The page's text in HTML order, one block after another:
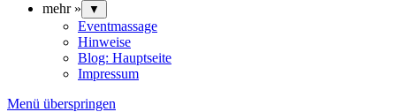
mehr »
▼
Eventmassage
Hinweise
Blog: Hauptseite
Impressum
Menü überspringen